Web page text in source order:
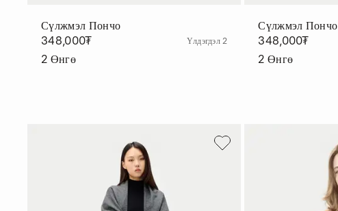
Сүлжмэл Пончо
348,000₮
Үлдэгдэл 2
2 Өнгө
Сүлжмэл Пончо
348,000₮
2 Өнгө